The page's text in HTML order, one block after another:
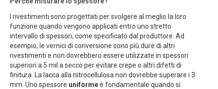
I rivestimenti sono progettati per svolgere al meglio la loro
funzione quando vengono applicati entro uno stretto
intervallo di spessori, come specificato dal produttore. Ad
esempio, le vernici di conversione sono più dure di altri
rivestimenti e non dovrebbero essere utilizzate in spessori
superiori a 5 mil a secco per evitare crepe o altri difetti di
finitura. La lacca alla nitrocellulosa non dovrebbe superare i 3
mm. Uno spessore uniformeè fondamentale quando si